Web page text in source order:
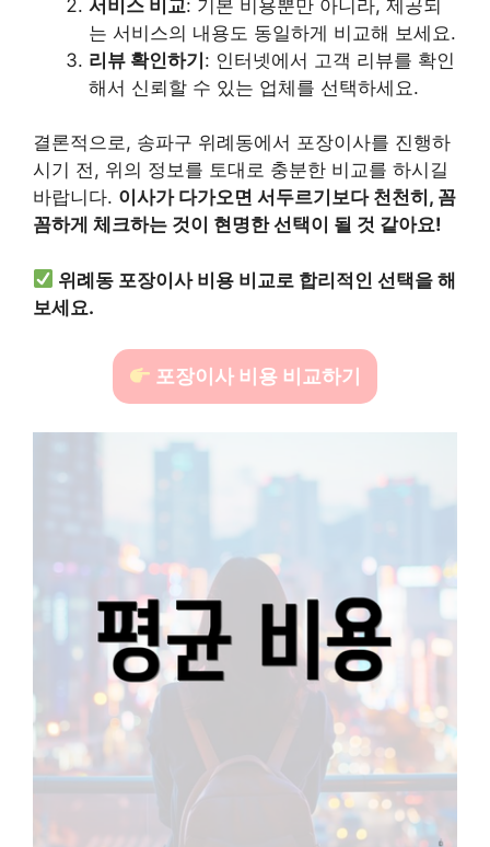
서비스 비교: 기본 비용뿐만 아니라, 제공되
는 서비스의 내용도 동일하게 비교해 보세요.
리뷰 확인하기: 인터넷에서 고객 리뷰를 확인
해서 신뢰할 수 있는 업체를 선택하세요.
결론적으로, 송파구 위례동에서 포장이사를 진행하
시기 전, 위의 정보를 토대로 충분한 비교를 하시길
바랍니다. 이사가 다가오면 서두르기보다 천천히, 꼼
꼼하게 체크하는 것이 현명한 선택이 될 것 같아요!
위례동 포장이사 비용 비교로 합리적인 선택을 해
보세요.
포장이사 비용 비교하기